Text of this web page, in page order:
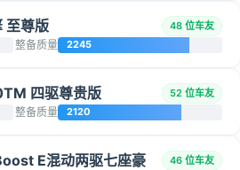
至尊版 48 位车友
整备质量 2245
四驱尊贵版 52 位车友
整备质量 2120
E混动两驱七座豪
46 位车友